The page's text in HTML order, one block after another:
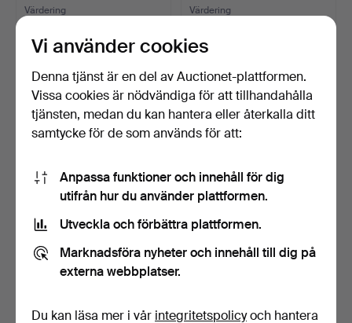
Värdering
Värdering
MURANO GLASCOLLIER,
SILVERPLAT…
15 timmar
Värdering
HÄMATITPÄRLHALSBAND,
MELLANPÄRL…
15 timmar
Vi använder cookies
Denna tjänst är en del av Auctionet-plattformen.
Vissa cookies är nödvändiga för att tillhandahålla
tjänsten, medan du kan hantera eller återkalla ditt
samtycke för de som används för att:
Anpassa funktioner och innehåll för dig
utifrån hur du använder plattformen.
Utveckla och förbättra plattformen.
Marknadsföra nyheter och innehåll till dig på
externa webbplatser.
Du kan läsa mer i vår integritetspolicyoch hantera